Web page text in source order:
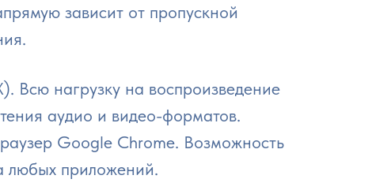
зависит от пропускной
Всю нагрузку на воспроизведение
аудио и видео-форматов.
Google Chrome. Возможность
любых приложений.